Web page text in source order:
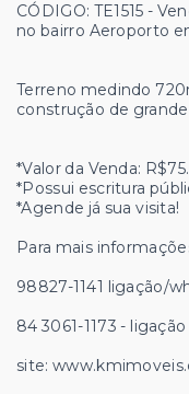
CÓDIGO: TE1515 -
no bairro Aeroporto
Terreno medindo
construção de
*Valor da Venda:
*Possui escritura
*Agende já sua visita!
Para mais
98827-1141 ligação/
84 3061-1173 - ligação
site: